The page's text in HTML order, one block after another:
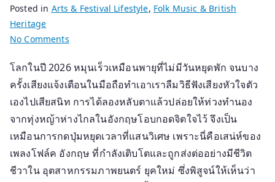
Posted in Arts & Festival Lifestyle, Folk Music & British
Heritage
No Commentson
ความ
ดิบ
ที่
จริงใจ
พา
ฟัง
เพลง
โฟล์ค
โลกในปี 2026 หมุนเร็วเหมือนพายุที่ไม่มีวันหยุดพัก จนบาง
ครั้งเสียงแจ้งเตือนในมือถือทำเอาเราลืมวิธีฟังเสียงหัวใจตัว
เองไปเสียสนิท การได้ลองหลับตาแล้วปล่อยให้ท่วงทำนอง
จากทุ่งหญ้าห่างไกลในอังกฤษโอบกอดจิตใจไว้ จึงเป็น
เหมือนการกดปุ่มหยุดเวลาที่แสนวิเศษ เพราะนี่คือเสน่ห์ของ
เพลงโฟล์ค อังกฤษ ที่กำลังเติบโตและถูกส่งต่ออย่างมีชีวิต
ชีวาใน อุตสาหกรรมภาพยนตร์ ยุคใหม่ ซึ่งพิสูจน์ให้เห็นว่า